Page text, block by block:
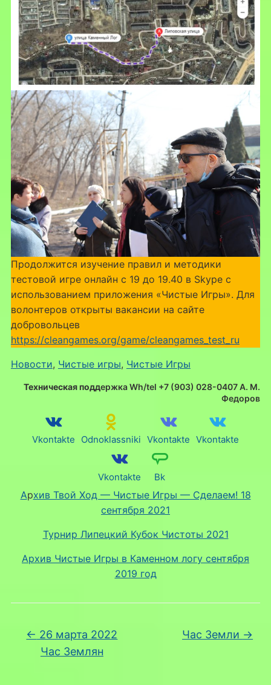
Продолжится изучение правил и методики
тестовой игре онлайн с 19 до 19.40 в Skype c
использованием приложения «Чистые Игры». Для
волонтеров открыты вакансии на сайте
добровольцев
https://cleangames.org/game/cleangames_test_ru
Новости, Чистые игры, Чистые Игры
Техническая поддержка Wh/tel +7 (903) 028-0407 А. М.
Федоров
Vkontakte Odnoklassniki Vkontakte Vkontakte
Vkontakte Bk
Архив Твой Ход — Чистые Игры — Сделаем! 18
сентября 2021
Турнир Липецкий Кубок Чистоты 2021
Архив Чистые Игры в Каменном логу сентября
2019 год
← 26 марта 2022
Час Землян
Час Земли →